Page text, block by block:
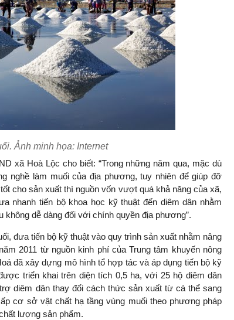
Ảnh minh họa: Internet
xã Hoà Lộc cho biết: “Trong những năm qua, mặc dù
nghề làm muối của địa phương, tuy nhiên để giúp đỡ
cho sản xuất thì nguồn vốn vượt quá khả năng của xã,
nhanh tiến bộ khoa học kỹ thuật đến diêm dân nhằm
dễ dàng đối với chính quyền địa phương”.
đưa tiến bộ kỹ thuật vào quy trình sản xuất nhằm nâng
2011 từ nguồn kinh phí của Trung tâm khuyến nông
đã xây dựng mô hình tổ hợp tác và áp dụng tiến bộ kỹ
triển khai trên diện tích 0,5 ha, với 25 hộ diêm dân
diêm dân thay đổi cách thức sản xuất từ cá thể sang
cơ sở vật chất hạ tầng vùng muối theo phương pháp
lượng sản phẩm.
Viện trưởng
phải làm
trên thực tế
như tăng
công
cơ chế
mới sáng tạo,
Việc sử dụng hiệu quả chính
sách tài khóa không chỉ
nghĩa hỗ trợ ngắn hạn mà còn
đóng vai trò tạo nền tảng cho
tăng trưởng bền vững dài